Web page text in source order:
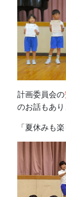
計画委員会の
のお話もあり
「夏休みも